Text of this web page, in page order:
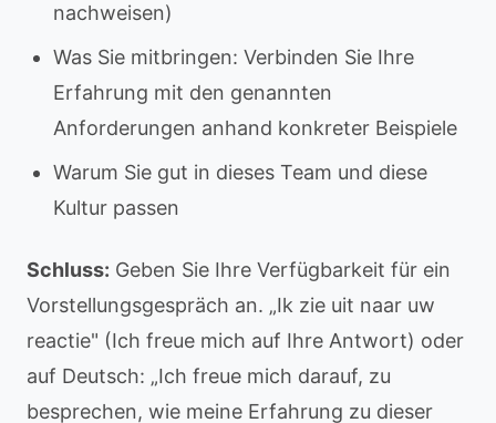
nachweisen)
Was Sie mitbringen: Verbinden Sie Ihre
Erfahrung mit den genannten
Anforderungen anhand konkreter Beispiele
Warum Sie gut in dieses Team und diese
Kultur passen
Schluss: Geben Sie Ihre Verfügbarkeit für ein
Vorstellungsgespräch an. „Ik zie uit naar uw
reactie" (Ich freue mich auf Ihre Antwort) oder
auf Deutsch: „Ich freue mich darauf, zu
besprechen, wie meine Erfahrung zu dieser